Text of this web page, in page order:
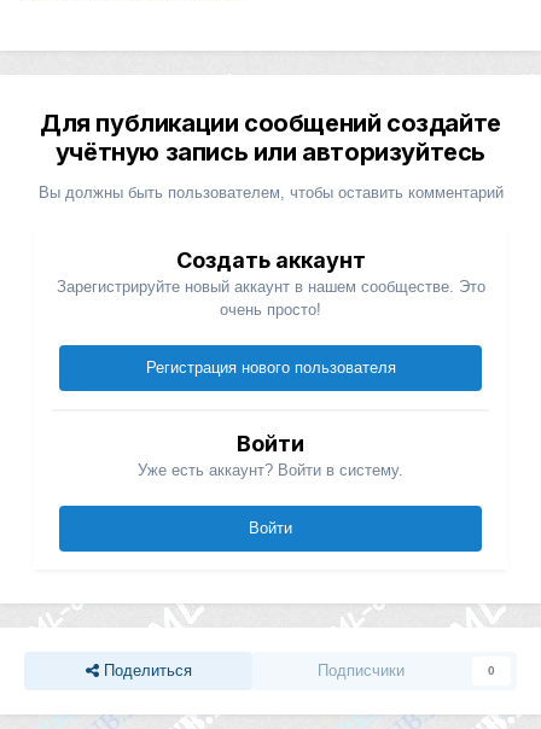
Для публикации сообщений создайте
учётную запись или авторизуйтесь
Вы должны быть пользователем, чтобы оставить комментарий
Создать аккаунт
Зарегистрируйте новый аккаунт в нашем сообществе. Это
очень просто!
Регистрация нового пользователя
Войти
Уже есть аккаунт? Войти в систему.
Войти
Поделиться Подписчики 0